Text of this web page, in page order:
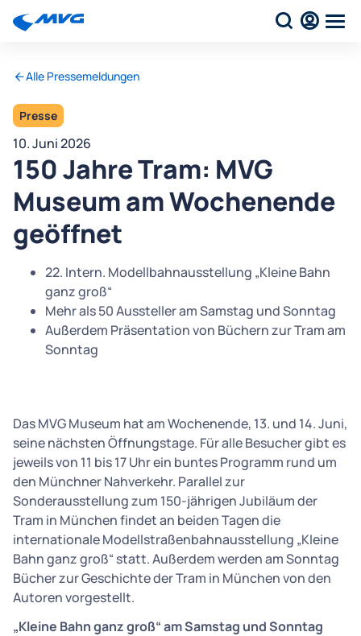
Alle Pressemeldungen
Presse
10. Juni 2026
150 Jahre Tram: MVG
Museum am Wochenende
geöffnet
22. Intern. Modellbahnausstellung „Kleine Bahn
ganz groß“
Mehr als 50 Aussteller am Samstag und Sonntag
Außerdem Präsentation von Büchern zur Tram am
Sonntag
Das MVG Museum hat am Wochenende, 13. und 14. Juni,
seine nächsten Öffnungstage. Für alle Besucher gibt es
jeweils von 11 bis 17 Uhr ein buntes Programm rund um
den Münchner Nahverkehr. Parallel zur
Sonderausstellung zum 150-jährigen Jubiläum der
Tram in München findet an beiden Tagen die
internationale Modellstraßenbahnausstellung „Kleine
Bahn ganz groß“ statt. Außerdem werden am Sonntag
Bücher zur Geschichte der Tram in München von den
Autoren vorgestellt.
„Kleine Bahn ganz groß“ am Samstag und Sonntag